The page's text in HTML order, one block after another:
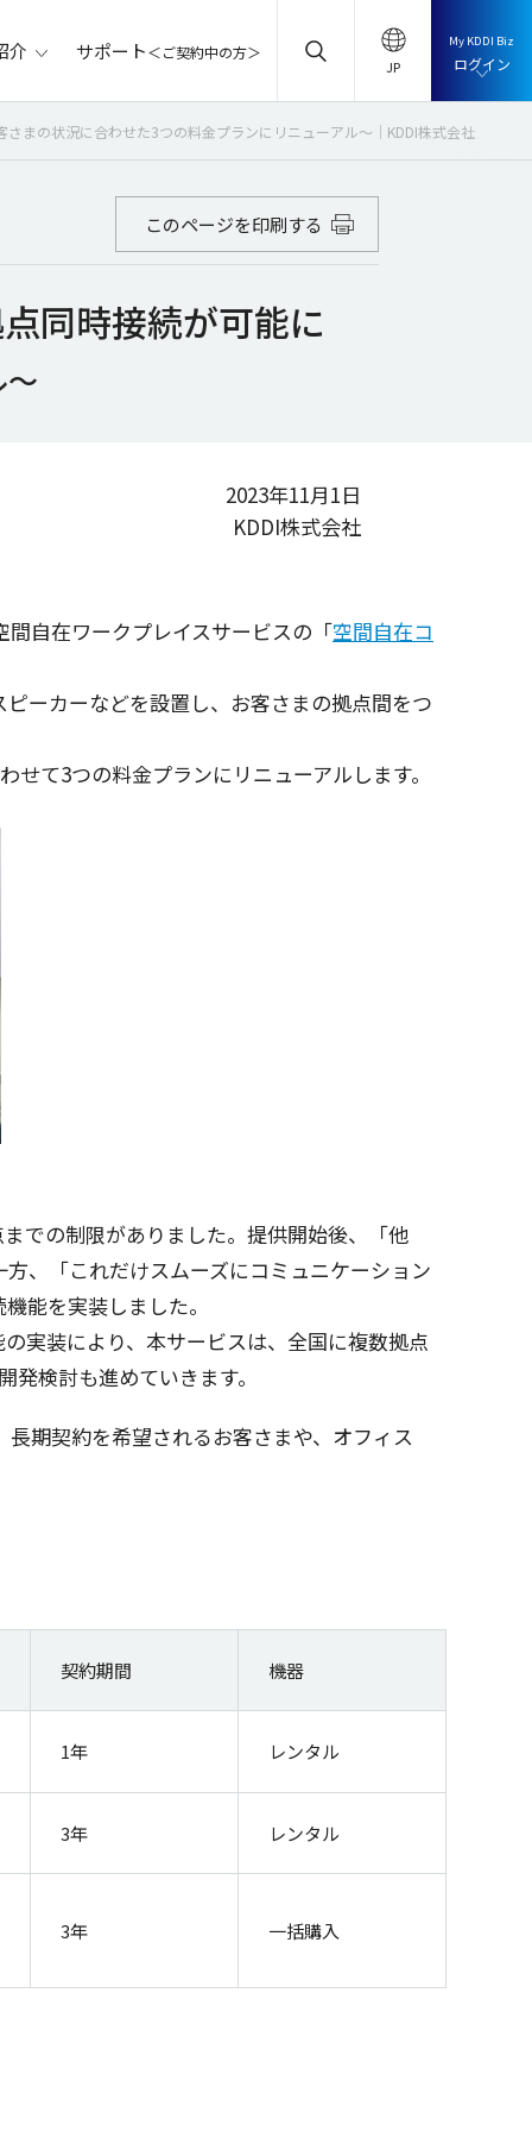
介 サポート＜ご契約中の方＞
My KDDI Biz
ログイン
まの状況に合わせた3つの料金プランにリニューアル～｜KDDI株式会社
このページを印刷する
同時接続が可能に
2023年11月1日
KDDI株式会社
間自在ワークプレイスサービスの「空間自在コ
ピーカーなどを設置 し、お客さまの拠点間をつ
せて3つの料金プランに リニューアル します。
までの制限がありました。 提供開始後、「他
方、「これだけスムーズにコミュニケーション
機能を実装しました。
の実装により、本サービスは、 全国に複数拠点
開発検討も進めていきます。
長期契約を希望されるお客さまや、 オフィス
契約期間 機器
1年 レンタル
3年 レンタル
3年 一括購入